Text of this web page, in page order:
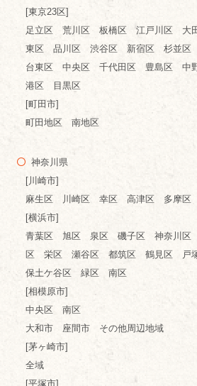
[東京23区]
足立区 荒川区 板橋区 江戸川区
東区 品川区 渋谷区 新宿区 杉並区
台東区 中央区 千代田区 豊島区 中
港区 目黒区
[町田市]
町田地区 南地区
神奈川県
[川崎市]
麻生区 川崎区 幸区 高津区 多摩区
[横浜市]
青葉区 旭区 泉区 磯子区 神奈川
区 栄区 瀬谷区 都筑区 鶴見区 戸
保土ケ谷区 緑区 南区
[相模原市]
中央区 南区
大和市 座間市 その他周辺地域
[茅ヶ崎市]
全域
[平塚市]